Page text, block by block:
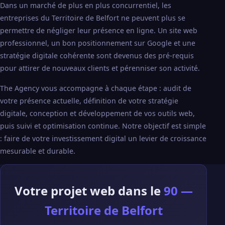
Dans un marché de plus en plus concurrentiel, les
entreprises du Territoire de Belfort ne peuvent plus se
permettre de négliger leur présence en ligne. Un site web
professionnel, un bon positionnement sur Google et une
stratégie digitale cohérente sont devenus des pré-requis
pour attirer de nouveaux clients et pérenniser son activité.
The Agency vous accompagne à chaque étape : audit de
votre présence actuelle, définition de votre stratégie
digitale, conception et développement de vos outils web,
puis suivi et optimisation continue. Notre objectif est simple
: faire de votre investissement digital un levier de croissance
mesurable et durable.
Votre projet web dans le90 —
Territoire de Belfort